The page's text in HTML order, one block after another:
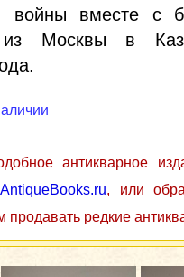
войны вместе с
из Москвы в
антикварное
, или
редкие